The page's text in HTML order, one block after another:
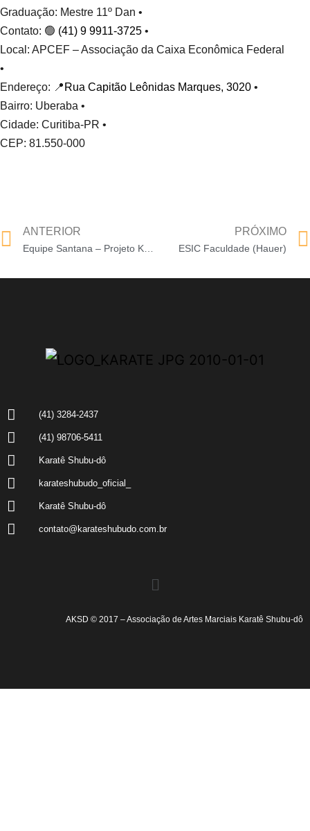
Graduação: Mestre 11º Dan •
Contato: 🟢 (41) 9 9911-3725 •
Local: APCEF – Associação da Caixa Econômica Federal
•
Endereço: 📍 Rua Capitão Leônidas Marques, 3020 •
Bairro: Uberaba •
Cidade: Curitiba-PR •
CEP: 81.550-000
ANTERIOR
Equipe Santana – Projeto Karatê na Igreja – (Portão)
PRÓXIMO
ESIC Faculdade (Hauer)
(41) 3284-2437
(41) 98706-5411
Karatê Shubu-dô
karateshubudo_oficial_
Karatê Shubu-dô
contato@karateshubudo.com.br
AKSD © 2017 – Associação de Artes Marciais Karatê Shubu-dô